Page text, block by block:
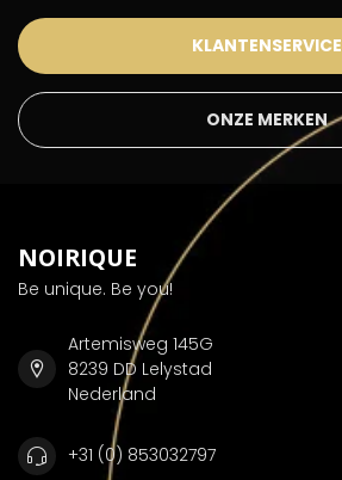
KLANTENSERVICE
ONZE MERKEN
NOIRIQUE
Be unique. Be you!
Artemisweg 145G
8239 DD Lelystad
Nederland
+31 (0) 853032797